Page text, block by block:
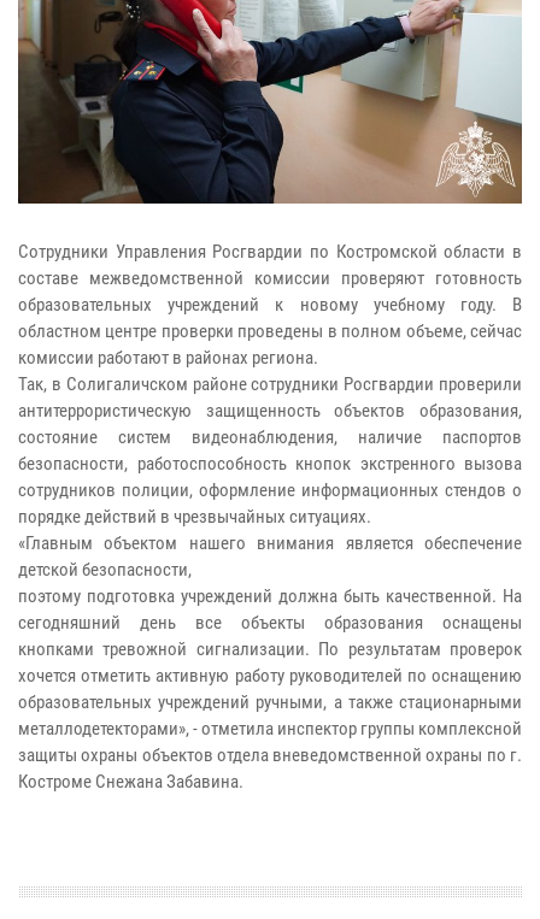
Сотрудники Управления Росгвардии по Костромской области в
составе межведомственной комиссии проверяют готовность
образовательных учреждений к новому учебному году. В
областном центре проверки проведены в полном объеме, сейчас
комиссии работают в районах региона.
Так, в Солигаличском районе сотрудники Росгвардии проверили
антитеррористическую защищенность объектов образования,
состояние систем видеонаблюдения, наличие паспортов
безопасности, работоспособность кнопок экстренного вызова
сотрудников полиции, оформление информационных стендов о
порядке действий в чрезвычайных ситуациях.
«Главным объектом нашего внимания является обеспечение
детской безопасности,
поэтому подготовка учреждений должна быть качественной. На
сегодняшний день все объекты образования оснащены
кнопками тревожной сигнализации. По результатам проверок
хочется отметить активную работу руководителей по оснащению
образовательных учреждений ручными, а также стационарными
металлодетекторами», - отметила инспектор группы комплексной
защиты охраны объектов отдела вневедомственной охраны по г.
Костроме Снежана Забавина.